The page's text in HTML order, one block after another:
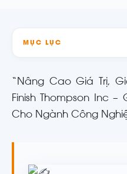
MỤC LỤC
“Nâng Cao Giá Trị,
Finish Thompson Inc –
Cho Ngành Công